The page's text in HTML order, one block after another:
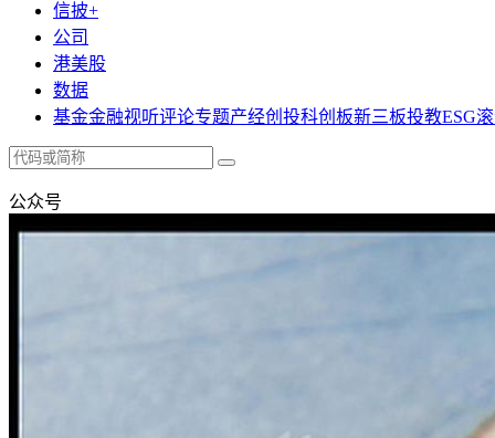
信披+
公司
港美股
数据
基金金融视听评论专题产经创投科创板新三板投教ESG
公众号